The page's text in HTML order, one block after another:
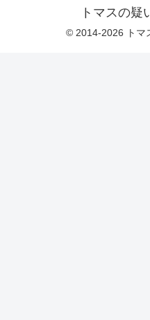
トマスの疑
© 2014-2026 トマ